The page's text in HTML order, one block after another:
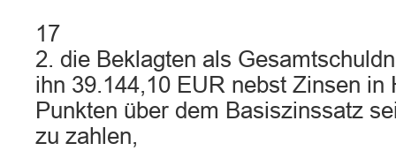
17
2. die Beklagten als
ihn 39.144,10 EUR nebst Zinsen in
Punkten über dem Basiszinssatz
zu zahlen,